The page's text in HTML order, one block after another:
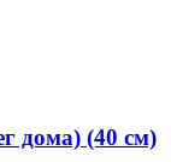
дома) (40 см)